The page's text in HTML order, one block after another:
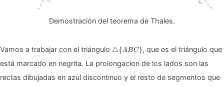
Demostración del teorema de Thales.
Vamos a trabajar con el triángulo
, que es el triángulo que
está marcado en negrita. La prolongacion de los lados son las
rectas dibujadas en azul discontinuo y el resto de segmentos que